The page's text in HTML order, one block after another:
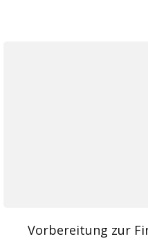
Vorbereitung zur